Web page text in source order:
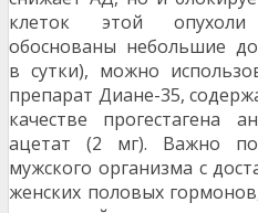
клеток этой опухоли
обоснованы небольшие
в сутки), можно
препарат Диане-35,
качестве прогестагена
ацетат (2 мг). Важно
мужского организма с
женских половых